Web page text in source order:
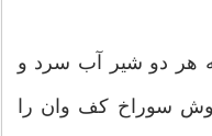
که هر دو شیر آب سرد و
سوراخ کف وان را